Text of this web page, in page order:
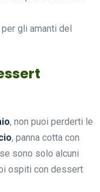
per gli amanti del
, non puoi perderti le
, panna cotta con
sono solo alcuni
ospiti con dessert